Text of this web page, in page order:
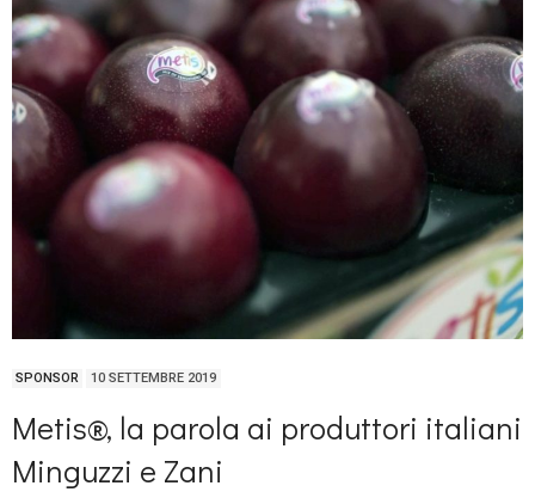
SPONSOR 10 SETTEMBRE 2019
Metis®, la parola ai produttori italiani
Minguzzi e Zani